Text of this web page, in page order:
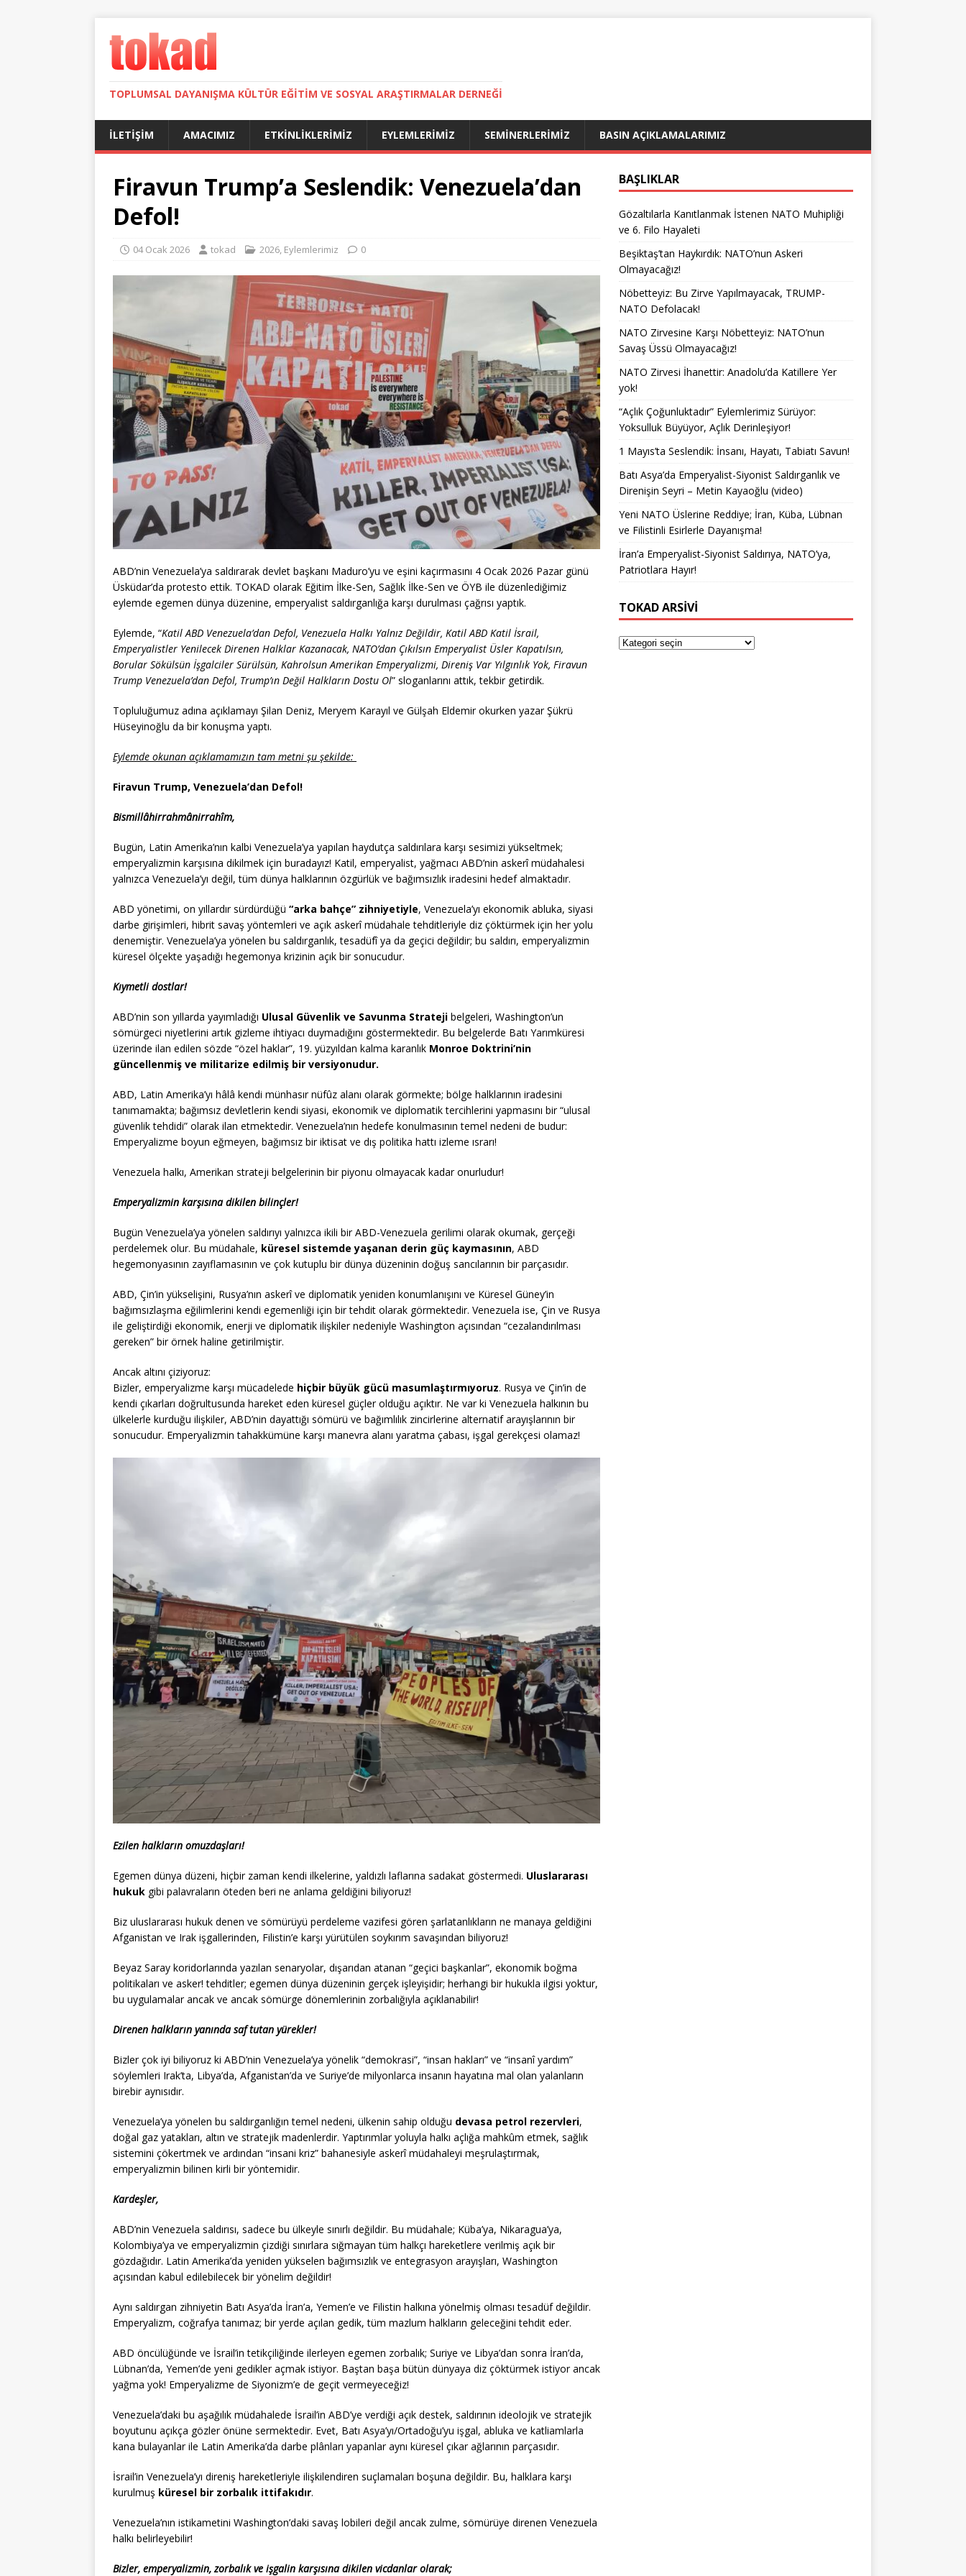
TOPLUMSAL DAYANIŞMA KÜLTÜR EĞITIM VE SOSYAL ARAŞTIRMALAR DERNEĞI
İLETIŞIM AMACIMIZ ETKINLIKLERIMIZ EYLEMLERIMIZ SEMINERLERIMIZ BASIN AÇIKLAMALARIMIZ
Firavun Trump’a Seslendik: Venezuela’dan
Defol!
04 Ocak 2026 tokad 2026, Eylemlerimiz 0
ABD’nin Venezuela’ya saldırarak devlet başkanı Maduro’yu ve eşini kaçırmasını 4 Ocak 2026 Pazar günü
Üsküdar’da protesto ettik. TOKAD olarak Eğitim İlke-Sen, Sağlık İlke-Sen ve ÖYB ile düzenlediğimiz
eylemde egemen dünya düzenine, emperyalist saldırganlığa karşı durulması çağrısı yaptık.
Eylemde, “Katil ABD Venezuela’dan Defol, Venezuela Halkı Yalnız Değildir, Katil ABD Katil İsrail,
Emperyalistler Yenilecek Direnen Halklar Kazanacak, NATO’dan Çıkılsın Emperyalist Üsler Kapatılsın,
Borular Sökülsün İşgalciler Sürülsün, Kahrolsun Amerikan Emperyalizmi, Direniş Var Yılgınlık Yok, Firavun
Trump Venezuela’dan Defol, Trump’ın Değil Halkların Dostu Ol” sloganlarını attık, tekbir getirdik.
Topluluğumuz adına açıklamayı Şilan Deniz, Meryem Karayıl ve Gülşah Eldemir okurken yazar Şükrü
Hüseyinoğlu da bir konuşma yaptı.
Eylemde okunan açıklamamızın tam metni şu şekilde:
Firavun Trump, Venezuela’dan Defol!
Bismillâhirrahmânirrahîm,
Bugün, Latin Amerika’nın kalbi Venezuela’ya yapılan haydutça saldırılara karşı sesimizi yükseltmek;
emperyalizmin karşısına dikilmek için buradayız! Katil, emperyalist, yağmacı ABD’nin askerî müdahalesi
yalnızca Venezuela’yı değil, tüm dünya halklarının özgürlük ve bağımsızlık iradesini hedef almaktadır.
ABD yönetimi, on yıllardır sürdürdüğü “arka bahçe” zihniyetiyle, Venezuela’yı ekonomik abluka, siyasi
darbe girişimleri, hibrit savaş yöntemleri ve açık askerî müdahale tehditleriyle diz çöktürmek için her yolu
denemiştir. Venezuela’ya yönelen bu saldırganlık, tesadüfî ya da geçici değildir; bu saldırı, emperyalizmin
küresel ölçekte yaşadığı hegemonya krizinin açık bir sonucudur.
Kıymetli dostlar!
ABD’nin son yıllarda yayımladığı Ulusal Güvenlik ve Savunma Strateji belgeleri, Washington’un
sömürgeci niyetlerini artık gizleme ihtiyacı duymadığını göstermektedir. Bu belgelerde Batı Yarımküresi
üzerinde ilan edilen sözde “özel haklar”, 19. yüzyıldan kalma karanlık Monroe Doktrini’nin
güncellenmiş ve militarize edilmiş bir versiyonudur.
ABD, Latin Amerika’yı hâlâ kendi münhasır nüfûz alanı olarak görmekte; bölge halklarının iradesini
tanımamakta; bağımsız devletlerin kendi siyasi, ekonomik ve diplomatik tercihlerini yapmasını bir “ulusal
güvenlik tehdidi” olarak ilan etmektedir. Venezuela’nın hedefe konulmasının temel nedeni de budur:
Emperyalizme boyun eğmeyen, bağımsız bir iktisat ve dış politika hattı izleme ısrarı!
Venezuela halkı, Amerikan strateji belgelerinin bir piyonu olmayacak kadar onurludur!
Emperyalizmin karşısına dikilen bilinçler!
Bugün Venezuela’ya yönelen saldırıyı yalnızca ikili bir ABD-Venezuela gerilimi olarak okumak, gerçeği
perdelemek olur. Bu müdahale, küresel sistemde yaşanan derin güç kaymasının, ABD
hegemonyasının zayıflamasının ve çok kutuplu bir dünya düzeninin doğuş sancılarının bir parçasıdır.
ABD, Çin’in yükselişini, Rusya’nın askerî ve diplomatik yeniden konumlanışını ve Küresel Güney’in
bağımsızlaşma eğilimlerini kendi egemenliği için bir tehdit olarak görmektedir. Venezuela ise, Çin ve Rusya
ile geliştirdiği ekonomik, enerji ve diplomatik ilişkiler nedeniyle Washington açısından “cezalandırılması
gereken” bir örnek haline getirilmiştir.
Ancak altını çiziyoruz:
Bizler, emperyalizme karşı mücadelede hiçbir büyük gücü masumlaştırmıyoruz. Rusya ve Çin’in de
kendi çıkarları doğrultusunda hareket eden küresel güçler olduğu açıktır. Ne var ki Venezuela halkının bu
ülkelerle kurduğu ilişkiler, ABD’nin dayattığı sömürü ve bağımlılık zincirlerine alternatif arayışlarının bir
sonucudur. Emperyalizmin tahakkümüne karşı manevra alanı yaratma çabası, işgal gerekçesi olamaz!
Ezilen halkların omuzdaşları!
Egemen dünya düzeni, hiçbir zaman kendi ilkelerine, yaldızlı laflarına sadakat göstermedi. Uluslararası
hukuk gibi palavraların öteden beri ne anlama geldiğini biliyoruz!
Biz uluslararası hukuk denen ve sömürüyü perdeleme vazifesi gören şarlatanlıkların ne manaya geldiğini
Afganistan ve Irak işgallerinden, Filistin’e karşı yürütülen soykırım savaşından biliyoruz!
Beyaz Saray koridorlarında yazılan senaryolar, dışarıdan atanan “geçici başkanlar”, ekonomik boğma
politikaları ve asker! tehditler; egemen dünya düzeninin gerçek işleyişidir; herhangi bir hukukla ilgisi yoktur,
bu uygulamalar ancak ve ancak sömürge dönemlerinin zorbalığıyla açıklanabilir!
Direnen halkların yanında saf tutan yürekler!
Bizler çok iyi biliyoruz ki ABD’nin Venezuela’ya yönelik “demokrasi”, “insan hakları” ve “insanî yardım”
söylemleri Irak’ta, Libya’da, Afganistan’da ve Suriye’de milyonlarca insanın hayatına mal olan yalanların
birebir aynısıdır.
Venezuela’ya yönelen bu saldırganlığın temel nedeni, ülkenin sahip olduğu devasa petrol rezervleri,
doğal gaz yatakları, altın ve stratejik madenlerdir. Yaptırımlar yoluyla halkı açlığa mahkûm etmek, sağlık
sistemini çökertmek ve ardından “insani kriz” bahanesiyle askerî müdahaleyi meşrulaştırmak,
emperyalizmin bilinen kirli bir yöntemidir.
Kardeşler,
ABD’nin Venezuela saldırısı, sadece bu ülkeyle sınırlı değildir. Bu müdahale; Küba’ya, Nikaragua’ya,
Kolombiya’ya ve emperyalizmin çizdiği sınırlara sığmayan tüm halkçı hareketlere verilmiş açık bir
gözdağıdır. Latin Amerika’da yeniden yükselen bağımsızlık ve entegrasyon arayışları, Washington
açısından kabul edilebilecek bir yönelim değildir!
Aynı saldırgan zihniyetin Batı Asya’da İran’a, Yemen’e ve Filistin halkına yönelmiş olması tesadüf değildir.
Emperyalizm, coğrafya tanımaz; bir yerde açılan gedik, tüm mazlum halkların geleceğini tehdit eder.
ABD öncülüğünde ve İsrail’in tetikçiliğinde ilerleyen egemen zorbalık; Suriye ve Libya’dan sonra İran’da,
Lübnan’da, Yemen’de yeni gedikler açmak istiyor. Baştan başa bütün dünyaya diz çöktürmek istiyor ancak
yağma yok! Emperyalizme de Siyonizm’e de geçit vermeyeceğiz!
Venezuela’daki bu aşağılık müdahalede İsrail’in ABD’ye verdiği açık destek, saldırının ideolojik ve stratejik
boyutunu açıkça gözler önüne sermektedir. Evet, Batı Asya’yı/Ortadoğu’yu işgal, abluka ve katliamlarla
kana bulayanlar ile Latin Amerika’da darbe plânları yapanlar aynı küresel çıkar ağlarının parçasıdır.
İsrail’in Venezuela’yı direniş hareketleriyle ilişkilendiren suçlamaları boşuna değildir. Bu, halklara karşı
kurulmuş küresel bir zorbalık ittifakıdır.
Venezuela’nın istikametini Washington’daki savaş lobileri değil ancak zulme, sömürüye direnen Venezuela
halkı belirleyebilir!
Bizler, emperyalizmin, zorbalık ve işgalin karşısına dikilen vicdanlar olarak;
BAŞLIKLAR
Gözaltılarla Kanıtlanmak İstenen NATO Muhipliği
ve 6. Filo Hayaleti
Beşiktaş’tan Haykırdık: NATO’nun Askeri
Olmayacağız!
Nöbetteyiz: Bu Zirve Yapılmayacak, TRUMP-
NATO Defolacak!
NATO Zirvesine Karşı Nöbetteyiz: NATO’nun
Savaş Üssü Olmayacağız!
NATO Zirvesi İhanettir: Anadolu’da Katillere Yer
yok!
“Açlık Çoğunluktadır” Eylemlerimiz Sürüyor:
Yoksulluk Büyüyor, Açlık Derinleşiyor!
1 Mayıs’ta Seslendik: İnsanı, Hayatı, Tabiatı Savun!
Batı Asya’da Emperyalist-Siyonist Saldırganlık ve
Direnişin Seyri – Metin Kayaoğlu (video)
Yeni NATO Üslerine Reddiye; İran, Küba, Lübnan
ve Filistinli Esirlerle Dayanışma!
İran’a Emperyalist-Siyonist Saldırıya, NATO’ya,
Patriotlara Hayır!
TOKAD ARSIVI